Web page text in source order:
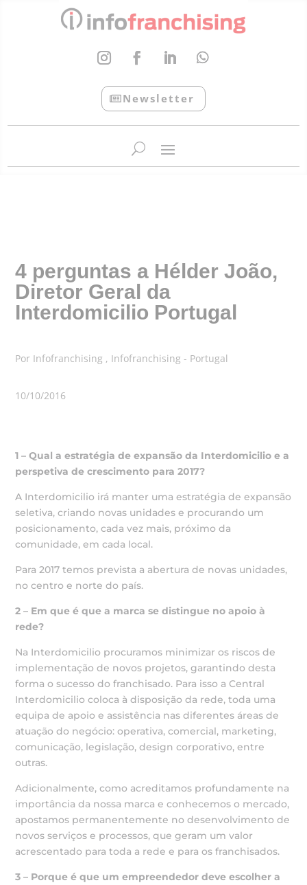
Newsletter
4 perguntas a Hélder João,
Diretor Geral da
Interdomicilio Portugal
Por Infofranchising , Infofranchising - Portugal
10/10/2016
1 – Qual a estratégia de expansão da Interdomicilio e a
perspetiva de crescimento para 2017?
A Interdomicilio irá manter uma estratégia de expansão
seletiva, criando novas unidades e procurando um
posicionamento, cada vez mais, próximo da
comunidade, em cada local.
Para 2017 temos prevista a abertura de novas unidades,
no centro e norte do país.
2 – Em que é que a marca se distingue no apoio à
rede?
Na Interdomicilio procuramos minimizar os riscos de
implementação de novos projetos, garantindo desta
forma o sucesso do franchisado. Para isso a Central
Interdomicilio coloca à disposição da rede, toda uma
equipa de apoio e assistência nas diferentes áreas de
atuação do negócio: operativa, comercial, marketing,
comunicação, legislação, design corporativo, entre
outras.
Adicionalmente, como acreditamos profundamente na
importância da nossa marca e conhecemos o mercado,
apostamos permanentemente no desenvolvimento de
novos serviços e processos, que geram um valor
acrescentado para toda a rede e para os franchisados.
3 – Porque é que um empreendedor deve escolher a